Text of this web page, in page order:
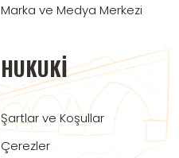
Marka ve Medya Merkezi
HUKUKI
Şartlar ve Koşullar
Çerezler